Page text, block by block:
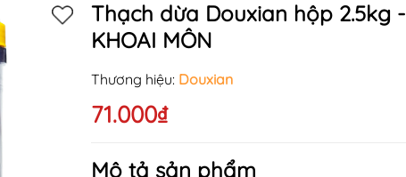
Thạch dừa Douxian hộp 2.5kg -
KHOAI MÔN
Thương hiệu: Douxian
71.000₫
Mô tả sản phẩm